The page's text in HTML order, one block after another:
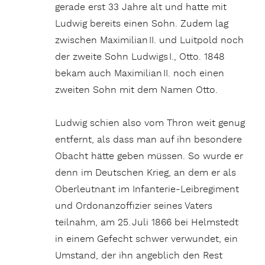
gerade erst 33 Jahre alt und hatte mit
Ludwig bereits einen Sohn. Zudem lag
zwischen Maximilian II. und Luitpold noch
der zweite Sohn Ludwigs I., Otto. 1848
bekam auch Maximilian II. noch einen
zweiten Sohn mit dem Namen Otto.
Ludwig schien also vom Thron weit genug
entfernt, als dass man auf ihn besondere
Obacht hätte geben müssen. So wurde er
denn im Deutschen Krieg, an dem er als
Oberleutnant im Infanterie-Leibregiment
und Ordonanzoffizier seines Vaters
teilnahm, am 25. Juli 1866 bei Helmstedt
in einem Gefecht schwer verwundet, ein
Umstand, der ihn angeblich den Rest